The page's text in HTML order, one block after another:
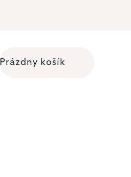
Prázdny košík